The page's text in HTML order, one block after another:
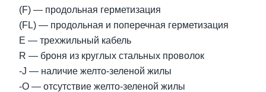
(F) — продольная герметизация
(FL) — продольная и поперечная герметизация
E — трехжильный кабель
R — броня из круглых стальных проволок
-J — наличие желто-зеленой жилы
-O — отсутствие желто-зеленой жилы